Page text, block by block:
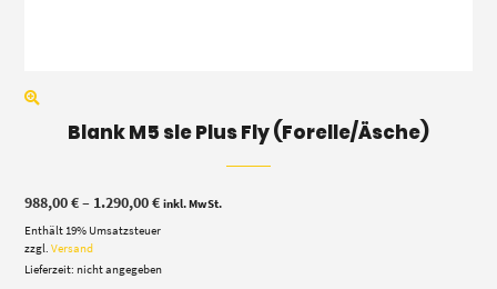
Blank M5 sle Plus Fly (Forelle/Äsche)
988,00€– 1.290,00€Preisspanne:
bis
inkl. MwSt.
Enthält 19% Umsatzsteuer
zzgl.Versand
Lieferzeit: nicht angegeben